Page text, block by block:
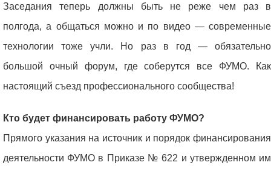
Заседания теперь должны быть не реже чем раз в
полгода, а общаться можно и по видео — современные
технологии тоже учли. Но раз в год — обязательно
большой очный форум, где соберутся все ФУМО. Как
настоящий съезд профессионального сообщества!
Кто будет финансировать работу ФУМО?
Прямого указания на источник и порядок финансирования
деятельности ФУМО в Приказе № 622 и утвержденном им